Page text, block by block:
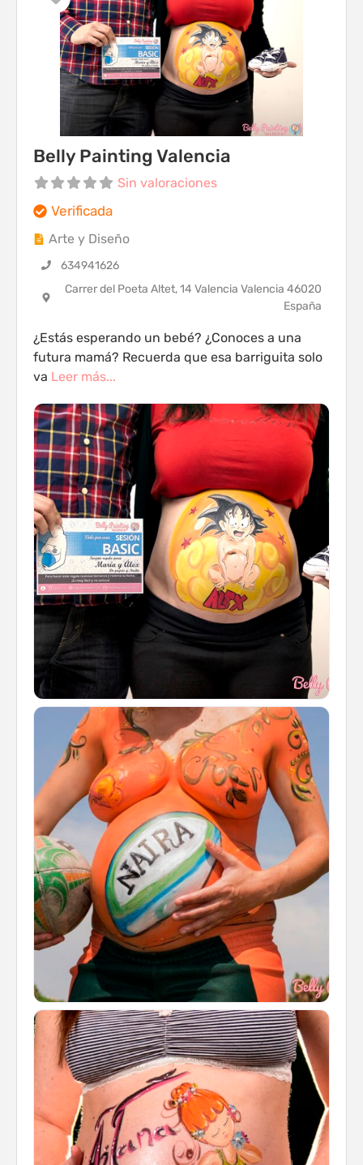
Belly Painting Valencia
Sin valoraciones
Verificada
Arte y Diseño
634941626
Carrer del Poeta Altet, 14 Valencia Valencia 46020
España
¿Estás esperando un bebé? ¿Conoces a una
futura mamá? Recuerda que esa barriguita solo
va Leer más...